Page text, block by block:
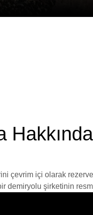
Hakkında
çevrim içi olarak
demiryolu şirketinin